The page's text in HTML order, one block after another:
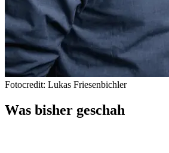
Fotocredit: Lukas Friesenbichler
Was bisher geschah